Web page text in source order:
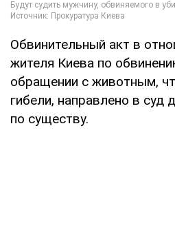
Обвинительный акт в
жителя Киева по
обращении с животным,
гибели, направлено в суд
по существу.